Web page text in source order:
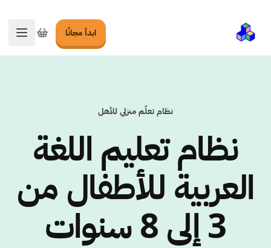
ابدأ مجانًا تبديل
نظام تعلّم منزلي للأهل
نظام تعليم اللغة
العربية للأطفال من
3 إلى 8 سنوات